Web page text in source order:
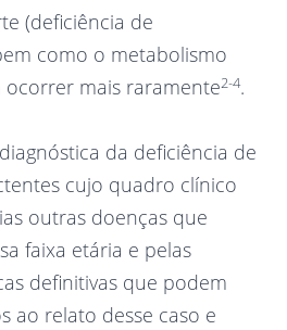
(deficiência de
como o metabolismo
mais raramente2-4.
da deficiência de
cujo quadro clínico
outras doenças que
faixa etária e pelas
definitivas que podem
ao relato desse caso e